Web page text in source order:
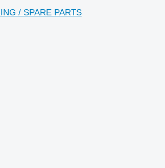
/ SPARE PARTS